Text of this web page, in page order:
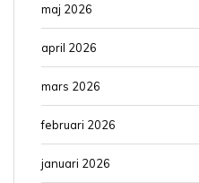
maj 2026
april 2026
mars 2026
februari 2026
januari 2026